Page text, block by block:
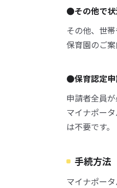
●その他で状
その他、世
保育園のご
●保育認定
申請者全員が
マイナポー
は不要です。
手続方法
マイナポー